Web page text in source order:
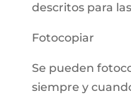
descritos para
Fotocopiar
Se pueden
siempre y